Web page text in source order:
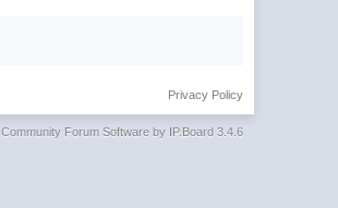
Privacy Policy
Community Forum Software by IP.Board 3.4.6